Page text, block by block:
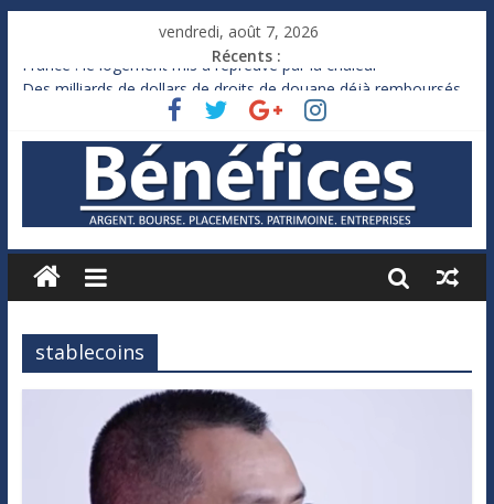
vendredi, août 7, 2026
Récents :
France : le logement mis à l’épreuve par la chaleur
Des milliards de dollars de droits de douane déjà remboursés
Royaume-Uni : Andy Burnham recule sur l’impôt
Xavier Niel, le milliardaire qui ne touche presque rien
Ruée des fortunes russes vers l’étranger
stablecoins